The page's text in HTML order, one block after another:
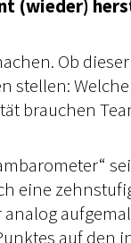
(wieder)
Ob
stellen:
brauchen
eine
auf den